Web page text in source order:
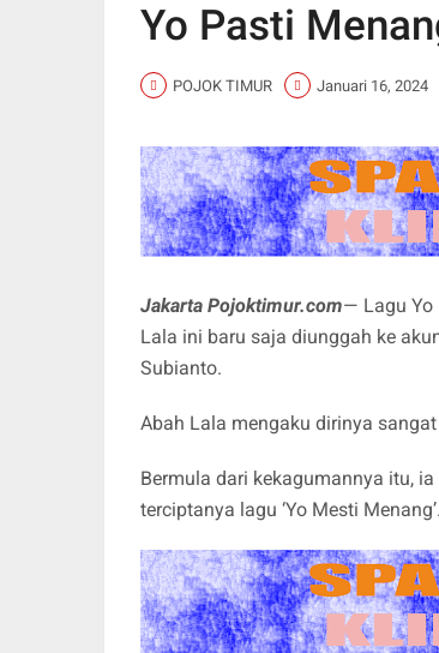
Yo Pasti
POJOK TIMUR Januari 16, 2024
Jakarta Pojoktimur.com— Lagu Yo
Lala ini baru saja diunggah ke
Subianto.
Abah Lala mengaku dirinya
Bermula dari kekagumannya itu,
terciptanya lagu ‘Yo Mesti Menang’.